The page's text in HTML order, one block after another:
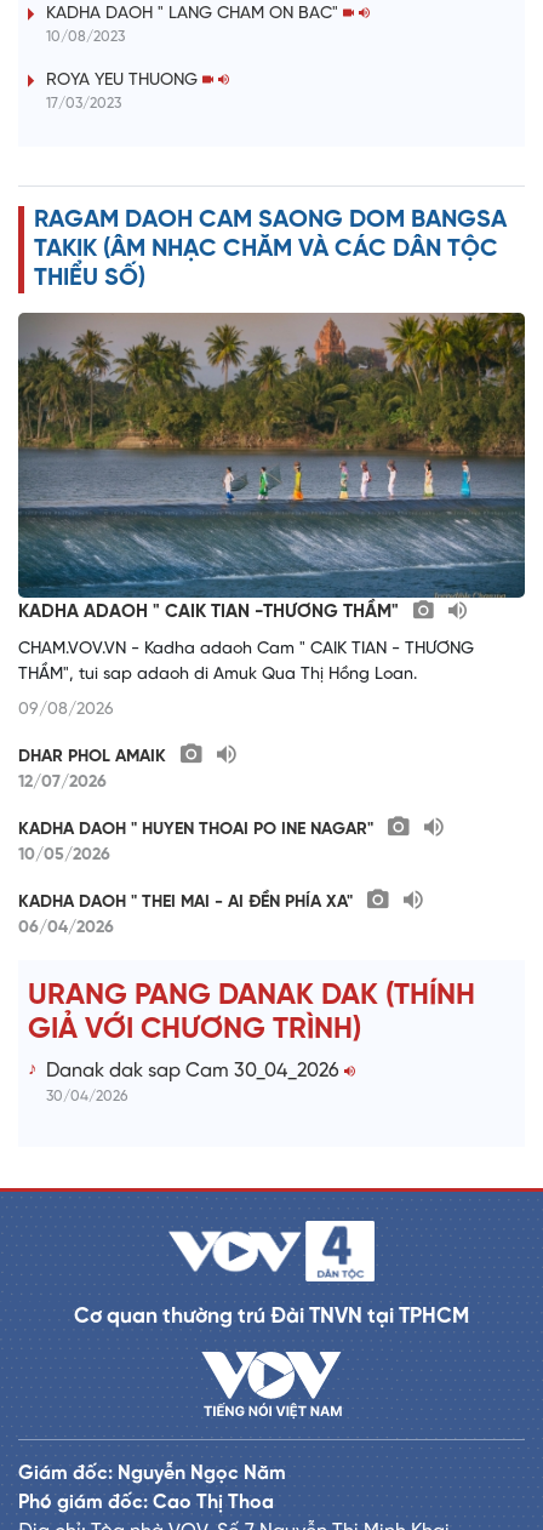
V
e
o
KADHA DAOH " LANG CHAM ON BAC"
10/08/2023
ROYA YEU THUONG
17/03/2023
RAGAM DAOH CAM SAONG DOM BANGSA
TAKIK (ÂM NHẠC CHĂM VÀ CÁC DÂN TỘC
THIỂU SỐ)
KADHA ADAOH " CAIK TIAN -THƯƠNG THẦM"
CHAM.VOV.VN - Kadha adaoh Cam " CAIK TIAN - THƯƠNG
THẦM", tui sap adaoh di Amuk Qua Thị Hồng Loan.
09/08/2026
DHAR PHOL AMAIK
12/07/2026
KADHA DAOH " HUYEN THOAI PO INE NAGAR"
10/05/2026
KADHA DAOH " THEI MAI - AI ĐỀN PHÍA XA"
06/04/2026
URANG PANG DANAK DAK (THÍNH
GIẢ VỚI CHƯƠNG TRÌNH)
Danak dak sap Cam 30_04_2026
30/04/2026
Cơ quan thường trú Đài TNVN tại TPHCM
Giám đốc: Nguyễn Ngọc Năm
Phó giám đốc: Cao Thị Thoa